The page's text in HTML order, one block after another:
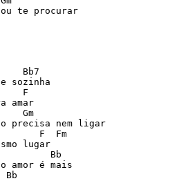
te procurar
Bb7
sozinha
F
amar
Gm
precisa nem ligar
F  Fm
lugar
Bb
amor é mais
Bb